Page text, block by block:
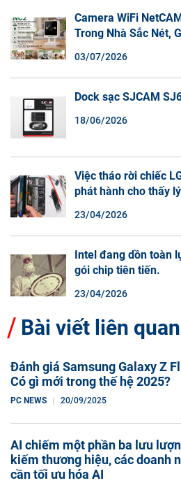
Camera WiFi
Trong Nhà Sắc Nét,
03/07/2026
Dock sạc SJCAM
18/06/2026
Việc tháo rời chiếc
phát hành cho thấy
23/04/2026
Intel đang dồn toàn
gói chip tiên tiến.
23/04/2026
Bài viết liên quan
Đánh giá Samsung Galaxy Z
Có gì mới trong thế hệ 2025?
PC NEWS 20/09/2025
AI chiếm một phần ba lưu
kiếm thương hiệu, các doanh
cần tối ưu hóa AI